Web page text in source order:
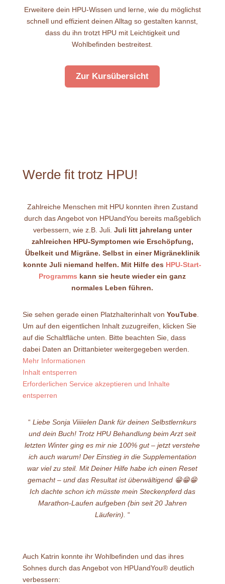
Erweitere dein HPU-Wissen und lerne, wie du möglichst
schnell und effizient deinen Alltag so gestalten kannst,
dass du ihn trotzt HPU mit Leichtigkeit und
Wohlbefinden bestreitest.
Zur Kursübersicht
Werde fit trotz HPU!
Zahlreiche Menschen mit HPU konnten ihren Zustand
durch das Angebot von HPUandYou bereits maßgeblich
verbessern, wie z.B. Juli. Juli litt jahrelang unter
zahlreichen HPU-Symptomen wie Erschöpfung,
Übelkeit und Migräne. Selbst in einer Migräneklinik
konnte Juli niemand helfen. Mit Hilfe des HPU-Start-
Programms kann sie heute wieder ein ganz
normales Leben führen.
Sie sehen gerade einen Platzhalterinhalt von YouTube.
Um auf den eigentlichen Inhalt zuzugreifen, klicken Sie
auf die Schaltfläche unten. Bitte beachten Sie, dass
dabei Daten an Drittanbieter weitergegeben werden.
Mehr Informationen
Inhalt entsperren
Erforderlichen Service akzeptieren und Inhalte
entsperren
“ Liebe Sonja Viiiielen Dank für deinen Selbstlernkurs
und dein Buch! Trotz HPU Behandlung beim Arzt seit
letzten Winter ging es mir nie 100% gut – jetzt verstehe
ich auch warum! Der Einstieg in die Supplementation
war viel zu steil. Mit Deiner Hilfe habe ich einen Reset
gemacht – und das Resultat ist überwältigend 😁😁😁
Ich dachte schon ich müsste mein Steckenpferd das
Marathon-Laufen aufgeben (bin seit 20 Jahren
Läuferin). “
Auch Katrin konnte ihr Wohlbefinden und das ihres
Sohnes durch das Angebot von HPUandYou® deutlich
verbessern: